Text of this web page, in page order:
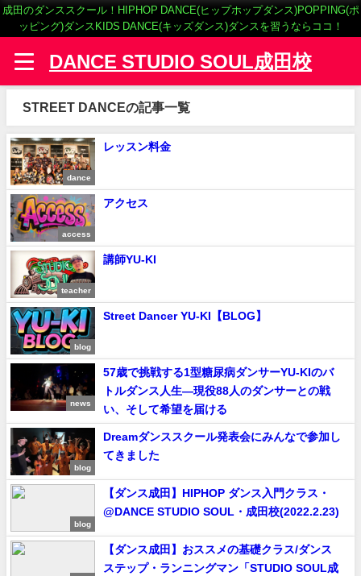
成田のダンススクール！HIPHOP DANCE(ヒップホップダンス)POPPING(ポ
ッピング)ダンスKIDS DANCE(キッズダンス)ダンスを習うならココ！
DANCE STUDIO SOUL成田校
STREET DANCEの記事一覧
dance
レッスン料金
access
アクセス
teacher
講師YU-KI
blog
Street Dancer YU-KI【BLOG】
news
57歳で挑戦する1型糖尿病ダンサーYU-KIのバ
トルダンス人生—現役88人のダンサーとの戦
い、そして希望を届ける
blog
Dreamダンススクール発表会にみんなで参加し
てきました
blog
【ダンス成田】HIPHOP ダンス入門クラス・
@DANCE STUDIO SOUL・成田校(2022.2.23)
【ダンス成田】おススメの基礎クラス/ダンス
ステップ・ランニングマン「STUDIO SOUL成